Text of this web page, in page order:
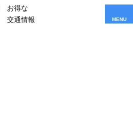
お得な
交通情報
MENU